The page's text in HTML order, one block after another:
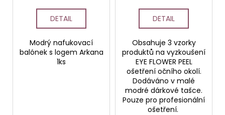
DETAIL
Modrý nafukovací
balónek s logem Arkana
1ks
DETAIL
Obsahuje 3 vzorky
produktů na vyzkoušení
EYE FLOWER PEEL
ošetření očního okolí.
Dodáváno v malé
modré dárkové tašce.
Pouze pro profesionální
ošetření.